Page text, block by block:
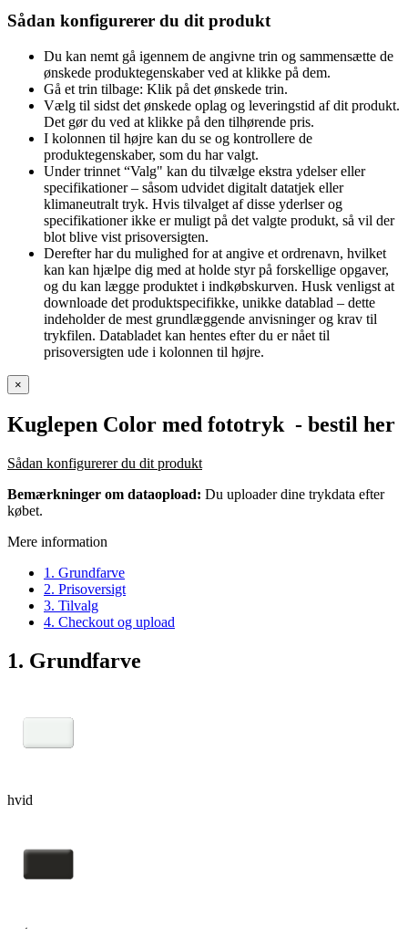
Sådan konfigurerer du dit produkt
Du kan nemt gå igennem de angivne trin og sammensætte de
ønskede produktegenskaber ved at klikke på dem.
Gå et trin tilbage: Klik på det ønskede trin.
Vælg til sidst det ønskede oplag og leveringstid af dit produkt.
Det gør du ved at klikke på den tilhørende pris.
I kolonnen til højre kan du se og kontrollere de
produktegenskaber, som du har valgt.
Under trinnet “Valg" kan du tilvælge ekstra ydelser eller
specifikationer – såsom udvidet digitalt datatjek eller
klimaneutralt tryk. Hvis tilvalget af disse yderlser og
specifikationer ikke er muligt på det valgte produkt, så vil der
blot blive vist prisoversigten.
Derefter har du mulighed for at angive et ordrenavn, hvilket
kan kan hjælpe dig med at holde styr på forskellige opgaver,
og du kan lægge produktet i indkøbskurven. Husk venligst at
downloade det produktspecifikke, unikke datablad – dette
indeholder de mest grundlæggende anvisninger og krav til
trykfilen. Databladet kan hentes efter du er nået til
prisoversigten ude i kolonnen til højre.
×
Kuglepen Color med fototryk - bestil her
Sådan konfigurerer du dit produkt
Bemærkninger om dataopload: Du uploader dine trykdata efter
købet.
Mere information
1. Grundfarve
2. Prisoversigt
3. Tilvalg
4. Checkout og upload
1. Grundfarve
hvid